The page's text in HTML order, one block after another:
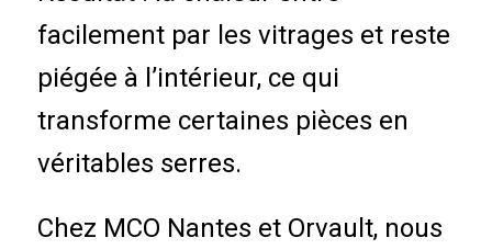
facilement par les vitrages et reste
piégée à l’intérieur, ce qui
transforme certaines pièces en
véritables serres.
Chez MCO Nantes et Orvault, nous